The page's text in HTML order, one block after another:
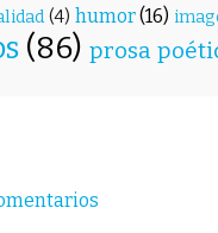
(4) humor(16)
(86) prosa